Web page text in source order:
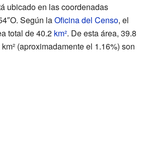
ubicado en las coordenadas
Según laOficina del Censo, el
total de 40.2 km². De esta área, 39.8
(aproximadamente el 1.16%) son